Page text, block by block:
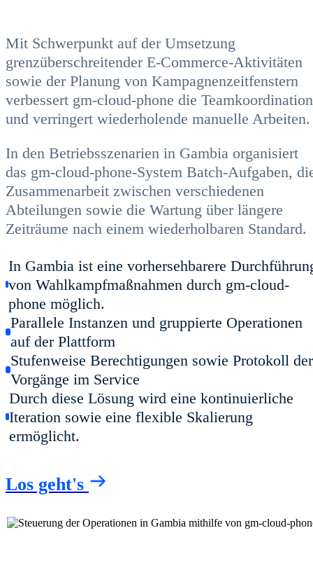
Mit Schwerpunkt auf der Umsetzung
grenzüberschreitender E-Commerce-Aktivitäten
sowie der Planung von Kampagnenzeitfenstern
verbessert gm-cloud-phone die Teamkoordination
und verringert wiederholende manuelle Arbeiten.
In den Betriebsszenarien in Gambia organisiert
das gm-cloud-phone-System Batch-Aufgaben,
Zusammenarbeit zwischen verschiedenen
Abteilungen sowie die Wartung über längere
Zeiträume nach einem wiederholbaren Standard.
In Gambia ist eine vorhersehbarere
von Wahlkampfmaßnahmen durch gm-cloud-
phone möglich.
Parallele Instanzen und gruppierte Operationen
auf der Plattform
Stufenweise Berechtigungen sowie Protokoll der
Vorgänge im Service
Durch diese Lösung wird eine kontinuierliche
Iteration sowie eine flexible Skalierung
ermöglicht.
Los geht's